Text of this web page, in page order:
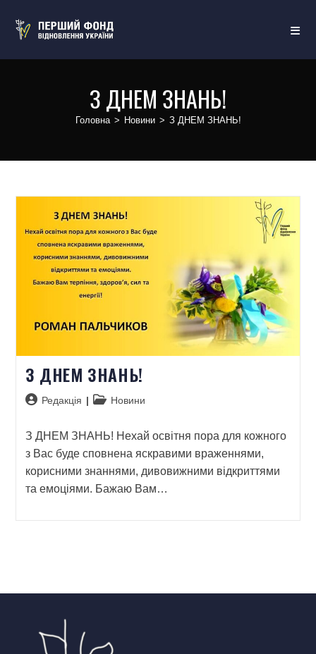
З ДНЕМ ЗНАНЬ!
Головна > Новини > З ДНЕМ ЗНАНЬ!
З ДНЕМ ЗНАНЬ!
Редакція Новини
З ДНЕМ ЗНАНЬ! Нехай освітня пора для кожного
з Вас буде сповнена яскравими враженнями,
корисними знаннями, дивовижними відкриттями
та емоціями. Бажаю Вам…